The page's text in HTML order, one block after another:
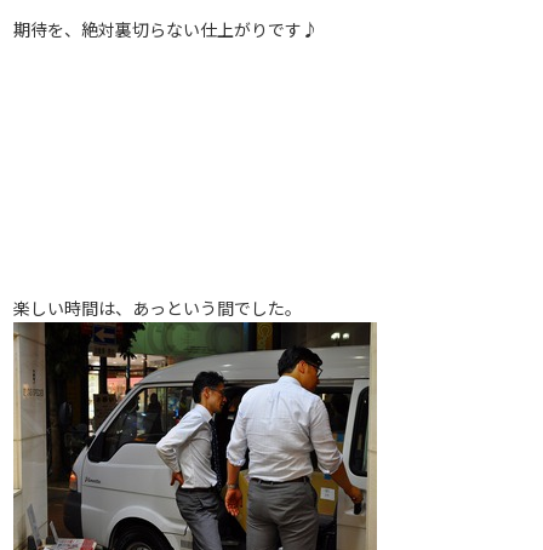
期待を、絶対裏切らない仕上がりです♪
楽しい時間は、あっという間でした。